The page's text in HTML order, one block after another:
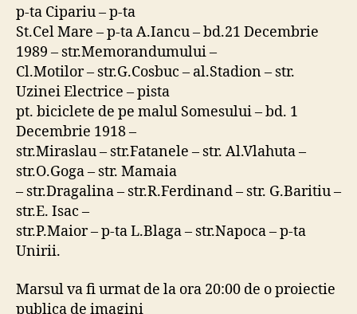
p-ta Cipariu – p-ta
St.Cel Mare – p-ta A.Iancu – bd.21 Decembrie
1989 – str.Memorandumului –
Cl.Motilor – str.G.Cosbuc – al.Stadion – str.
Uzinei Electrice – pista
pt. biciclete de pe malul Somesului – bd. 1
Decembrie 1918 –
str.Miraslau – str.Fatanele – str. Al.Vlahuta –
str.O.Goga – str. Mamaia
– str.Dragalina – str.R.Ferdinand – str. G.Baritiu –
str.E. Isac –
str.P.Maior – p-ta L.Blaga – str.Napoca – p-ta
Unirii.
Marsul va fi urmat de la ora 20:00 de o proiectie
publica de imagini